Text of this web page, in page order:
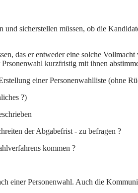
sicherstellen müssen, ob die
das er entweder eine solche
kurzfristig mit ihnen
einer Personenwahlliste (ohne
?)
der Abgabefrist - zu befragen ?
kommen ?
einer Personenwahl. Auch die